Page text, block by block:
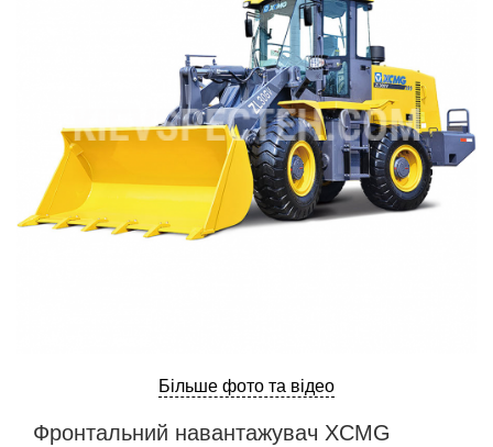
Більше фото та відео
Фронтальний навантажувач XCMG